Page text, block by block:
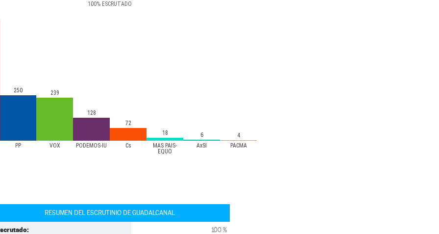
100% ESCRUTADO
PP VOX PODEMOS-IU Cs
MÁS PAÍS-
EQUO
AxSÍ PACMA
250 239
128
72
18
6 4
RESUMEN DEL ESCRUTINIO DE GUADALCANAL
100 %